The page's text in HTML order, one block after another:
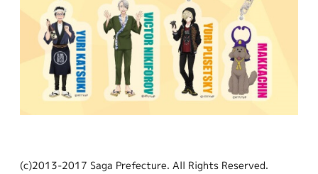
(c)2013-2017 Saga Prefecture. All Rights Reserved.